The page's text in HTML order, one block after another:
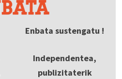
Enbata sustengatu !
Independentea,
publizitaterik